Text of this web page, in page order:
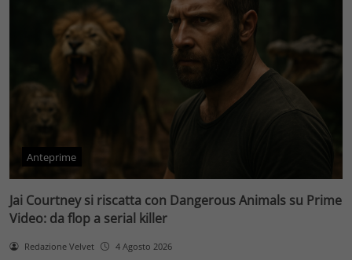
Anteprime
Jai Courtney si riscatta con Dangerous Animals su Prime
Video: da flop a serial killer
Redazione Velvet 4 Agosto 2026